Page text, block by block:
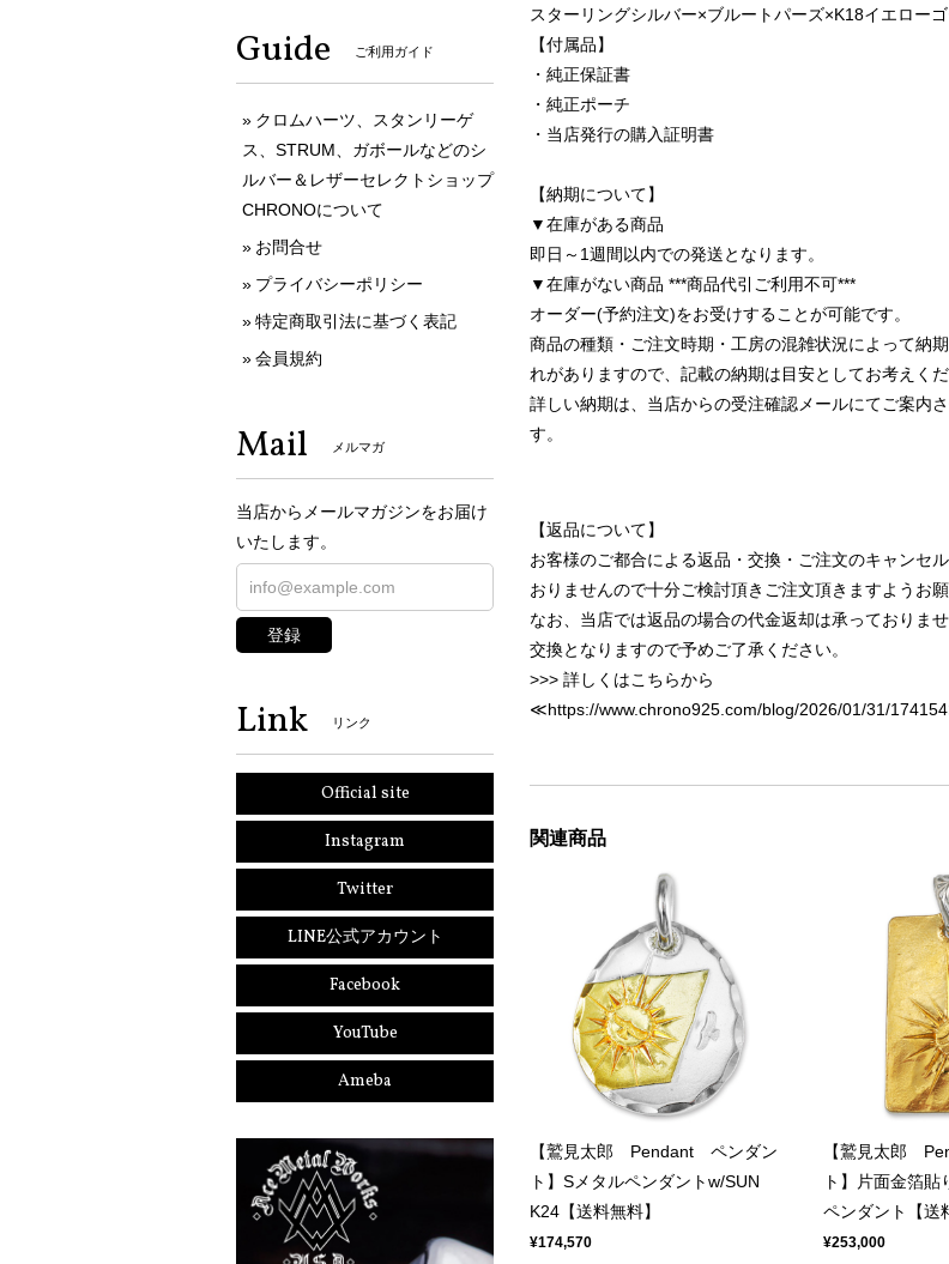
スターリングシルバー×ブルートパーズ×K18イエロー
【付属品】
・純正保証書
・純正ポーチ
・当店発行の購入証明書
【納期について】
▼在庫がある商品
即日～1週間以内での発送となります。
▼在庫がない商品 ***商品代引ご利用不可***
オーダー(予約注文)をお受けすることが可能です。
商品の種類・ご注文時期・工房の混雑状況によって納
れがありますので、記載の納期は目安としてお考えくだ
詳しい納期は、当店からの受注確認メールにてご案内
す。
【返品について】
お客様のご都合による返品・交換・ご注文のキャンセ
おりませんので十分ご検討頂きご注文頂きますようお願
なお、当店では返品の場合の代金返却は承っておりま
交換となりますので予めご了承ください。
>>> 詳しくはこちらから
≪https://www.chrono925.com/blog/2026/01/31/174154
関連商品
【鷲見太郎 Pendant ペンダン
ト】Sメタルペンダントw/SUN
K24【送料無料】
¥174,570
【鷲見太郎
ト】片面金箔貼
ペンダント【送
¥253,000
Guide ご利用ガイド
クロムハーツ、スタンリーゲ
ス、STRUM、ガボールなどのシ
ルバー＆レザーセレクトショップ
CHRONOについて
お問合せ
プライバシーポリシー
特定商取引法に基づく表記
会員規約
Mail メルマガ
当店からメールマガジンをお届け
いたします。
登録
Link リンク
Official site
Instagram
Twitter
LINE公式アカウント
Facebook
YouTube
Ameba